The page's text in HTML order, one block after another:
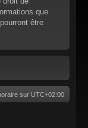
que
être
sur UTC+02:00